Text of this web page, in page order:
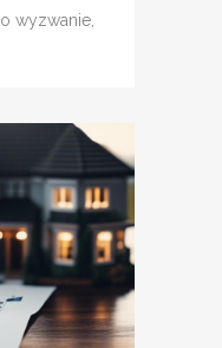
wyzwanie,